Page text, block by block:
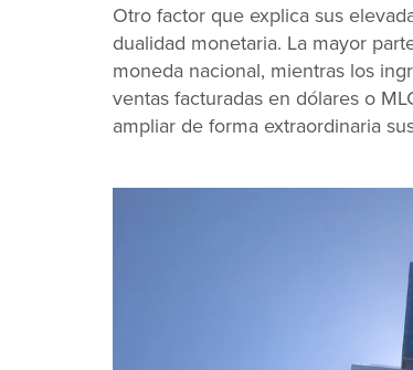
Otro factor que explica sus
dualidad monetaria. La mayor
moneda nacional, mientras los
ventas facturadas en dólares o
ampliar de forma extraordinaria